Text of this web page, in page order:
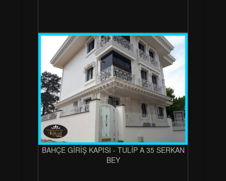
BAHÇE GİRİŞ KAPISI - TULİP A 35 SERKAN
BEY